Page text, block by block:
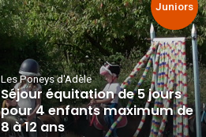
Juniors
Les Poneys d'Adèle
Séjour équitation de 5 jours
pour 4 enfants maximum de
8 à 12 ans